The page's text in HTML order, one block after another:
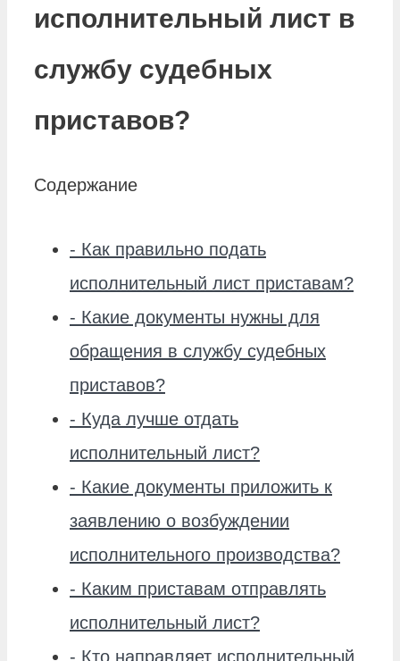
исполнительный лист в
службу судебных
приставов?
Содержание
- Как правильно подать
исполнительный лист приставам?
- Какие документы нужны для
обращения в службу судебных
приставов?
- Куда лучше отдать
исполнительный лист?
- Какие документы приложить к
заявлению о возбуждении
исполнительного производства?
- Каким приставам отправлять
исполнительный лист?
- Кто направляет исполнительный